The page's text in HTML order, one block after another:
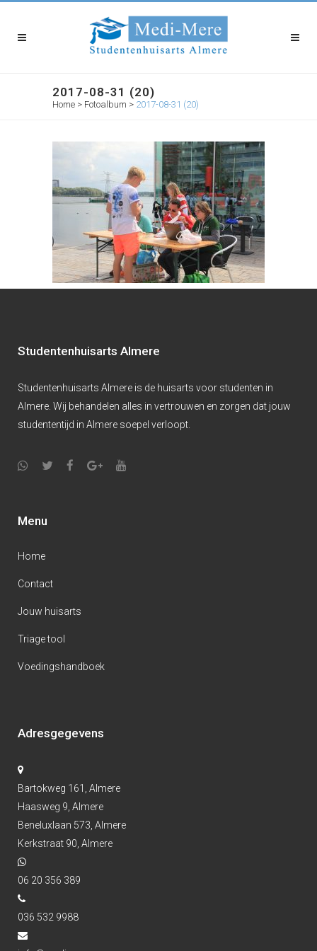
2017-08-31 (20)
Home > Fotoalbum > 2017-08-31 (20)
Studentenhuisarts Almere
Studentenhuisarts Almere is de huisarts voor studenten in
Almere. Wij behandelen alles in vertrouwen en zorgen dat jouw
studententijd in Almere soepel verloopt.
Menu
Home
Contact
Jouw huisarts
Triage tool
Voedingshandboek
Adresgegevens
Bartokweg 161, Almere
Haasweg 9, Almere
Beneluxlaan 573, Almere
Kerkstraat 90, Almere
06 20 356 389
036 532 9988